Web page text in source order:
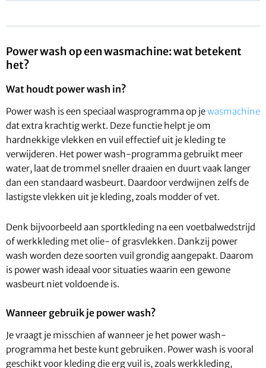
Power wash op een wasmachine: wat betekent
het?
Wat houdt power wash in?
Power wash is een speciaal wasprogramma op jewasmachine
dat extra krachtig werkt. Deze functie helpt je om
hardnekkige vlekken en vuil effectief uit je kleding te
verwijderen. Het power wash-programma gebruikt meer
water, laat de trommel sneller draaien en duurt vaak langer
dan een standaard wasbeurt. Daardoor verdwijnen zelfs de
lastigste vlekken uit je kleding, zoals modder of vet.
Denk bijvoorbeeld aan sportkleding na een voetbalwedstrijd
of werkkleding met olie- of grasvlekken. Dankzij power
wash worden deze soorten vuil grondig aangepakt. Daarom
is power wash ideaal voor situaties waarin een gewone
wasbeurt niet voldoende is.
Wanneer gebruik je power wash?
Je vraagt je misschien af wanneer je het power wash-
programma het beste kunt gebruiken. Power wash is vooral
geschikt voor kleding die erg vuil is, zoals werkkleding,